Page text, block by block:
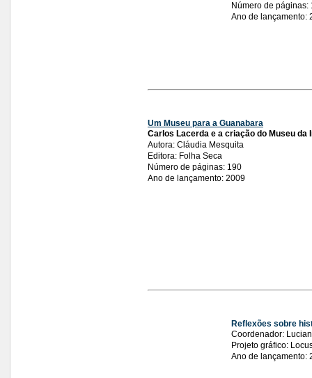
Número de páginas:
Ano de lançamento:
Um Museu para a Guanabara
Carlos Lacerda e a criação do Museu da
Autora: Cláudia Mesquita
Editora: Folha Seca
Número de páginas: 190
Ano de lançamento: 2009
Reflexões sobre
Coordenador:
Projeto gráfico:
Ano de lançamento: